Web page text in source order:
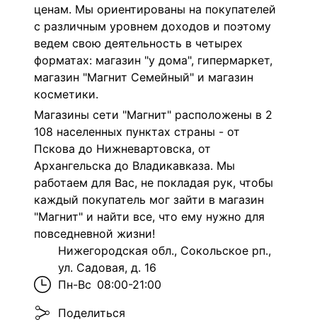
ценам. Мы ориентированы на покупателей
с различным уровнем доходов и поэтому
ведем свою деятельность в четырех
форматах: магазин "у дома", гипермаркет,
магазин "Магнит Семейный" и магазин
косметики.
Магазины сети "Магнит" расположены в 2
108 населенных пунктах страны - от
Пскова до Нижневартовска, от
Архангельска до Владикавказа. Мы
работаем для Вас, не покладая рук, чтобы
каждый покупатель мог зайти в магазин
"Магнит" и найти все, что ему нужно для
повседневной жизни!
Нижегородская обл., Сокольское рп.,
ул. Садовая, д. 16
Пн-Вс 08:00-21:00
Поделиться